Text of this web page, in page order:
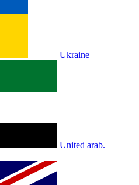
Ukraine
United arab.